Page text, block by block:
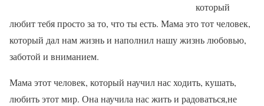
который
любит тебя просто за то, что ты есть. Мама это тот человек,
который дал нам жизнь и наполнил нашу жизнь любовью,
заботой и вниманием.
Мама этот человек, который научил нас ходить, кушать,
любить этот мир. Она научила нас жить и радоваться,не